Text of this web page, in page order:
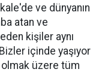
ve dünyanın
atan ve
kişiler aynı
içinde yaşıyor
üzere tüm